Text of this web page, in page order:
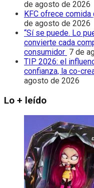
de agosto de 2026
KFC ofrece
de agosto de 2026
“Sí se puede. Lo
convierte cada
consumidor 7 de
TIP 2026: el
confianza, la co-
agosto de 2026
Lo + leído